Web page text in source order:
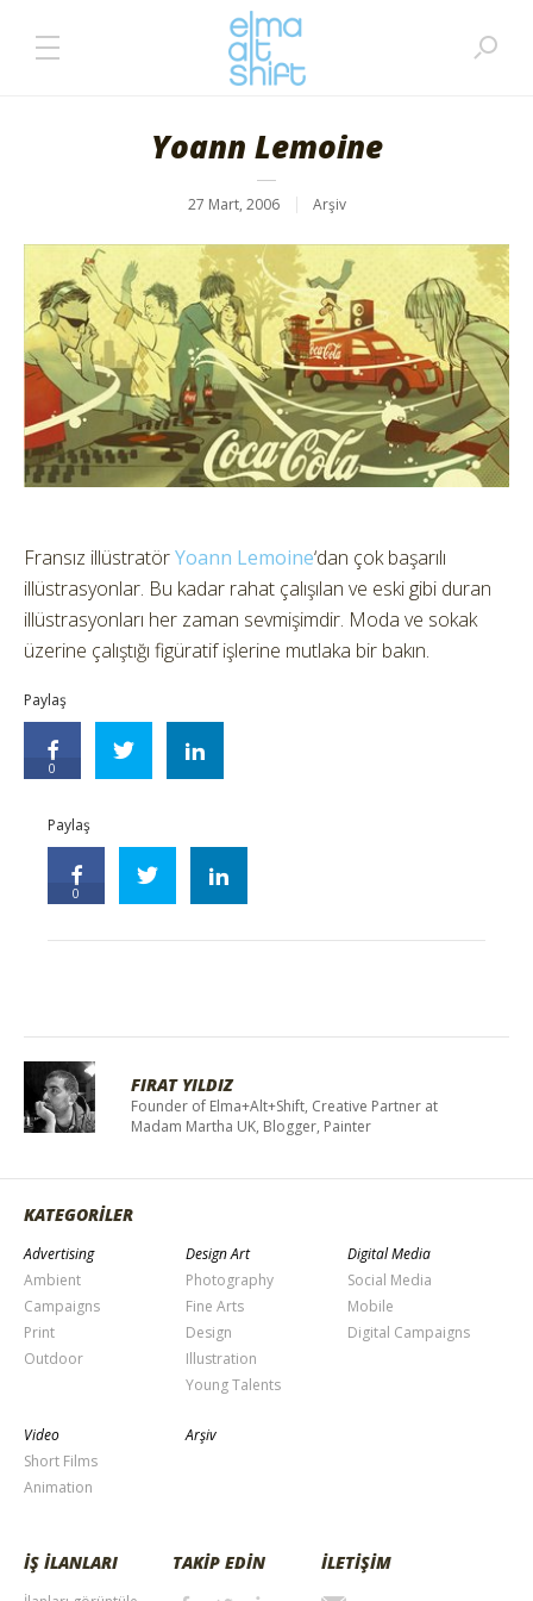
Yoann Lemoine
27 Mart, 2006 Arşiv
Fransız illüstratörYoann Lemoine‘dan çok başarılı
illüstrasyonlar. Bu kadar rahat çalışılan ve eski gibi duran
illüstrasyonları her zaman sevmişimdir. Moda ve sokak
üzerine çalıştığı figüratif işlerine mutlaka bir bakın.
Paylaş
0
Paylaş
0
FIRAT YILDIZ
Founder of Elma+Alt+Shift, Creative Partner at
Madam Martha UK, Blogger, Painter
KATEGORİLER
Advertising
Ambient
Campaigns
Print
Outdoor
Design Art
Photography
Fine Arts
Design
Illustration
Young Talents
Digital Media
Social Media
Mobile
Digital Campaigns
Video
Short Films
Animation
Arşiv
İŞ İLANLARI TAKİP EDİN İLETİŞİM